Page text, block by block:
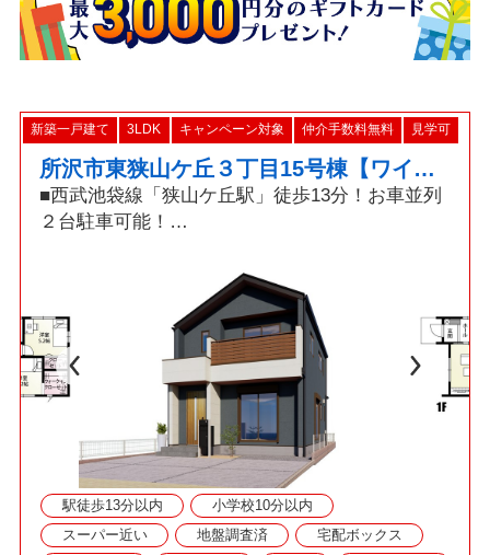
新築一戸建て 3LDK キャンペーン対象 仲介手数料無料 見学可
所沢市東狭山ケ丘３丁目15号棟【ワイド洗面・カップボード付き】
■西武池袋線「狭山ケ丘駅」徒歩13分！お車並列
２台駐車可能！
面・ウォークインクロゼット付き！
■パントリー・洗面収納・ウォークインクローゼ
ット等、収納充実プラン！
◇資料請求・見学予約などお気軽にご利用くださ
い◇
駅徒歩13分以内
小学校10分以内
スーパー近い
地盤調査済
宅配ボックス